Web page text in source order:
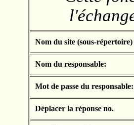
Nom du site (sous-répertoire)
Nom du responsable:
Mot de passe du responsable:
Déplacer la réponse no.